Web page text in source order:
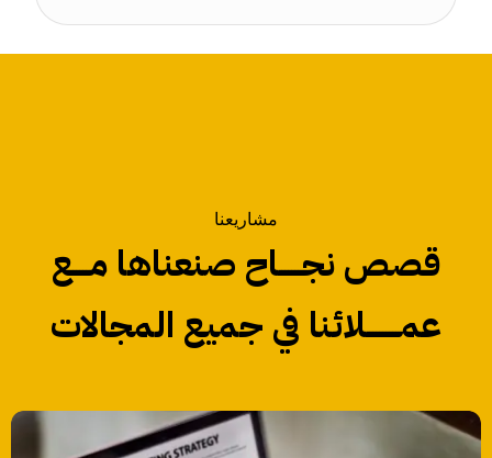
مشاريعنا
قصص نجـــــــاح صنعناها مـــــع
عمــــــــــلائنا في جميع المجالات